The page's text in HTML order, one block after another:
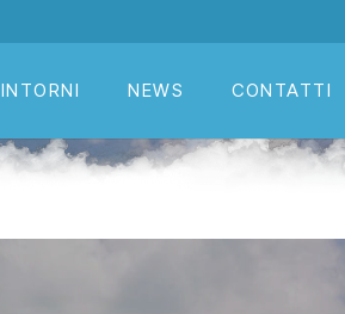
NEWS CONTATTI